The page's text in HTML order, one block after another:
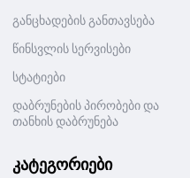
განცხადების განთავსება
წინსვლის სერვისები
სტატიები
დაბრუნების პირობები და
თანხის დაბრუნება
კატეგორიები